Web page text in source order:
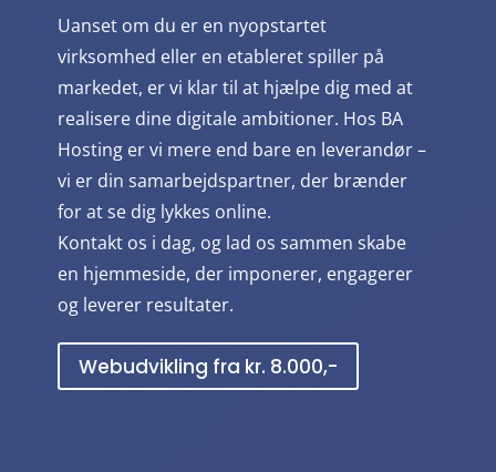
Uanset om du er en nyopstartet
virksomhed eller en etableret spiller på
markedet, er vi klar til at hjælpe dig med at
realisere dine digitale ambitioner. Hos BA
Hosting er vi mere end bare en leverandør –
vi er din samarbejdspartner, der brænder
for at se dig lykkes online.
Kontakt os i dag, og lad os sammen skabe
en hjemmeside, der imponerer, engagerer
og leverer resultater.
Webudvikling fra kr. 8.000,-